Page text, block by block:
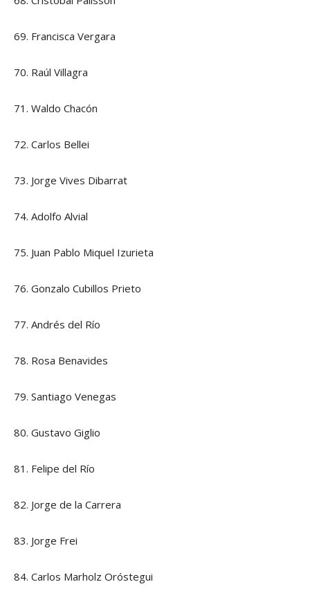
69. Francisca Vergara
70. Raúl Villagra
71. Waldo Chacón
72. Carlos Bellei
73. Jorge Vives Dibarrat
74. Adolfo Alvial
75. Juan Pablo Miquel Izurieta
76. Gonzalo Cubillos Prieto
77. Andrés del Río
78. Rosa Benavides
79. Santiago Venegas
80. Gustavo Giglio
81. Felipe del Río
82. Jorge de la Carrera
83. Jorge Frei
84. Carlos Marholz Oróstegui